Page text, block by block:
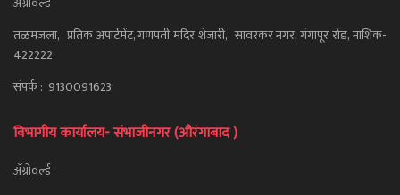
तळमजला, प्रतिक अपार्टमेंट, गणपती मंदिर शेजारी, सावरकर नगर, गंगापूर रोड, नाशिक-
422222
संपर्क : 9130091623
विभागीय कार्यालय- संभाजीनगर (औरंगाबाद )
ॲग्रोवर्ल्ड